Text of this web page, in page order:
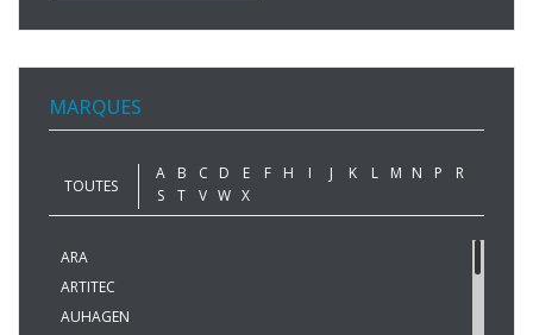
MARQUES
TOUTES
A B C D E F H I J K L M N P
R
S
T V W X
ARA
ARTITEC
AUHAGEN